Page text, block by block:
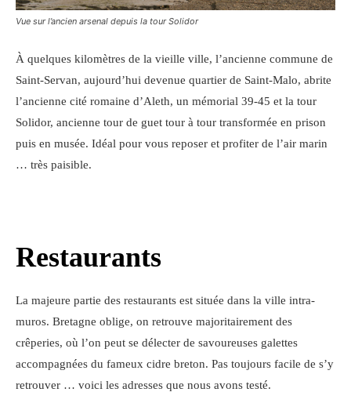
Vue sur l’ancien arsenal depuis la tour Solidor
À quelques kilomètres de la vieille ville, l’ancienne commune de
Saint-Servan, aujourd’hui devenue quartier de Saint-Malo, abrite
l’ancienne cité romaine d’Aleth, un mémorial 39-45 et la tour
Solidor, ancienne tour de guet tour à tour transformée en prison
puis en musée. Idéal pour vous reposer et profiter de l’air marin
… très paisible.
Restaurants
La majeure partie des restaurants est située dans la ville intra-
muros. Bretagne oblige, on retrouve majoritairement des
crêperies, où l’on peut se délecter de savoureuses galettes
accompagnées du fameux cidre breton. Pas toujours facile de s’y
retrouver … voici les adresses que nous avons testé.